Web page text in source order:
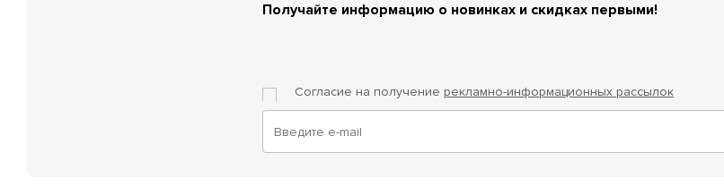
Получайте информацию о новинках и скидках первыми!
Согласие на получение рекламно-информационных рассылок